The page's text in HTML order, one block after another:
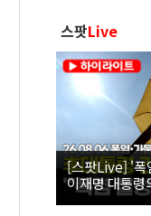
스팟Live
[스팟Live] '폭
이재명 대통령
가뭄 대처상황